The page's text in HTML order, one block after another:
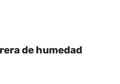
de humedad